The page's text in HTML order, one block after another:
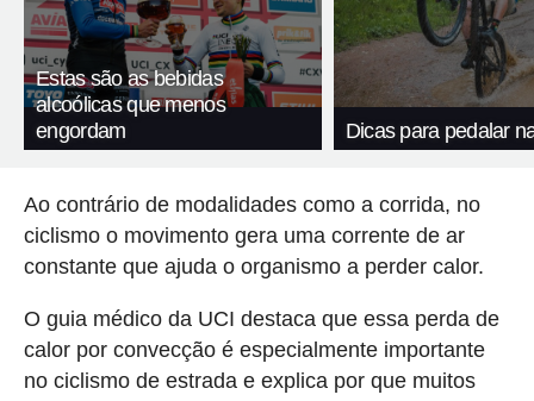
Estas são as bebidas
alcoólicas que menos
engordam
Dicas para pedalar
Ao contrário de modalidades como a corrida, no
ciclismo o movimento gera uma corrente de ar
constante que ajuda o organismo a perder calor.
O guia médico da UCI destaca que essa perda de
calor por convecção é especialmente importante
no ciclismo de estrada e explica por que muitos